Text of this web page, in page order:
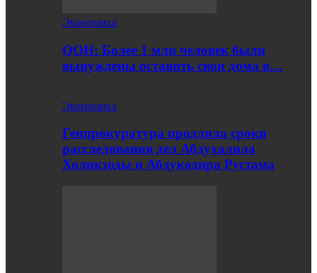
Экономика
ООН: Более 1 млн человек были
вынуждены оставить свои дома в…
Экономика
Генпрокуратура продлила сроки
расследования дел Абдухалила
Холикзоды и Абдукодира Рустама